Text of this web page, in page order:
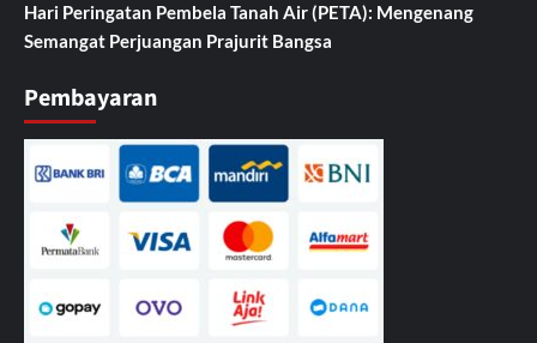
Hari Peringatan Pembela Tanah Air (PETA): Mengenang
Semangat Perjuangan Prajurit Bangsa
Pembayaran